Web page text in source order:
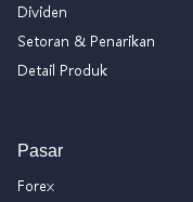
Dividen
Setoran & Penarikan
Detail Produk
Pasar
Forex